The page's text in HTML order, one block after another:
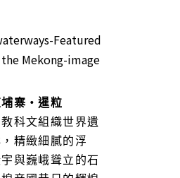
寨・暹粒
科文組織世界遺
精緻細膩的浮
與巍峨聳立的石